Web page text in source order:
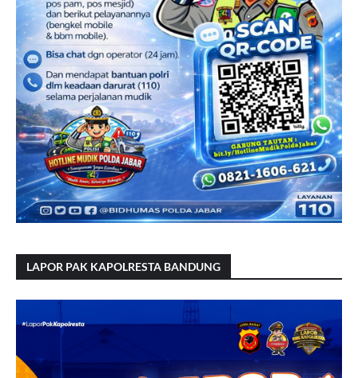
LAPOR PAK KAPOLRESTA BANDUNG